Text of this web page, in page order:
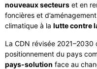
nouveaux secteurs et en
foncières et
climatique à la lutte contre
La CDN révisée 2021–2030
positionnement du pays
pays-solution face au